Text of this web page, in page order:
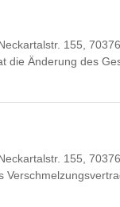
155,
die Änderung des
155,